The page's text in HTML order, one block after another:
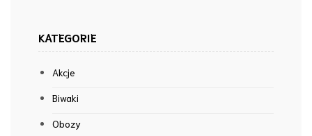
KATEGORIE
Akcje
Biwaki
Obozy